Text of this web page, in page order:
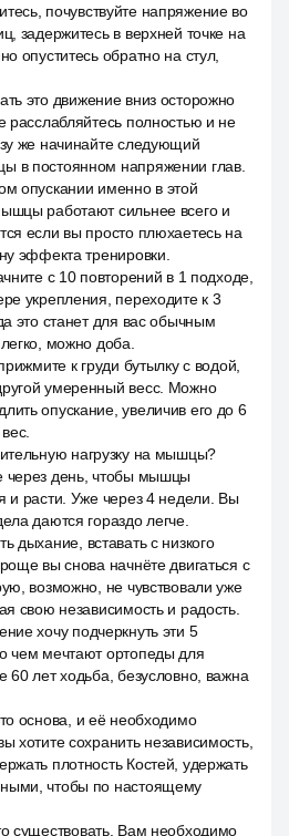
почувствуйте напряжение во
задержитесь в верхней точке на
опуститесь обратно на стул,
это движение вниз осторожно
расслабляйтесь полностью и не
же начинайте следующий
в постоянном напряжении глав.
опускании именно в этой
работают сильнее всего и
если вы просто плюхаетесь на
эффекта тренировки.
с 10 повторений в 1 подходе,
укрепления, переходите к 3
это станет для вас обычным
можно доба.
к груди бутылку с водой,
умеренный весс. Можно
опускание, увеличив его до 6
нагрузку на мышцы?
через день, чтобы мышцы
и расти. Уже через 4 недели. Вы
даются гораздо легче.
дыхание, вставать с низкого
вы снова начнёте двигаться с
возможно, не чувствовали уже
свою независимость и радость.
хочу подчеркнуть эти 5
чем мечтают ортопеды для
60 лет ходьба, безусловно, важна
основа, и её необходимо
хотите сохранить независимость,
плотность Костей, удержать
чтобы по настоящему
существовать. Вам необходимо